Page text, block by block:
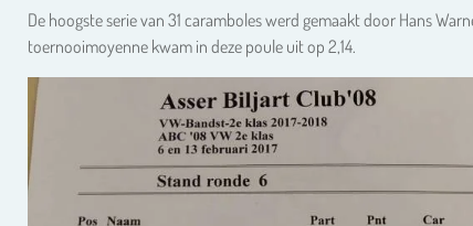
De hoogste serie van 31 caramboles werd gemaakt door Hans
toernooimoyenne kwam in deze poule uit op 2,14.